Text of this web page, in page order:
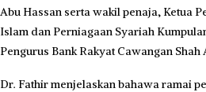
Abu Hassan serta wakil penaja, Ketua
Islam dan Perniagaan Syariah
Pengurus Bank Rakyat Cawangan
Dr. Fathir menjelaskan bahawa ramai